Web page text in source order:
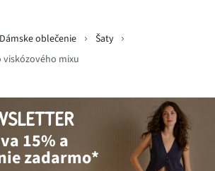
Dámske oblečenie
Šaty
viskózového mixu
15% a
zadarmo*